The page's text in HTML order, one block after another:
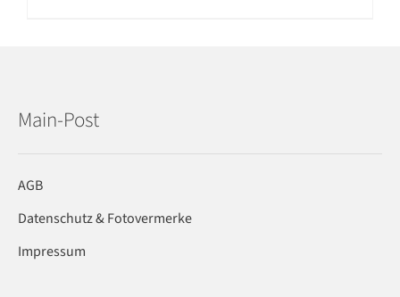
Main-Post
AGB
Datenschutz & Fotovermerke
Impressum